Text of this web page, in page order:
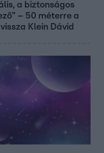
a biztonságos
– 50 méterre a
Klein Dávid